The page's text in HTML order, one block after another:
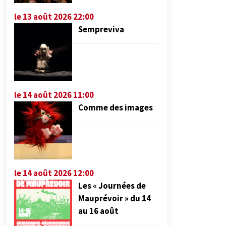
le 13 août 2026 22:00
Sempreviva
le 14 août 2026 11:00
Comme des images
le 14 août 2026 12:00
Les « Journées de
Mauprévoir » du 14
au 16 août